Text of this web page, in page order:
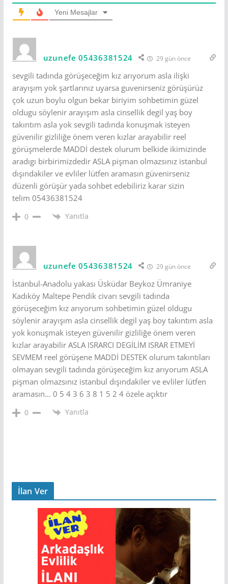
Yeni Mesajlar
uzunefe 05436381524 29 gün önce
sevgili tadında görüşeceğim kız arıyorum asla ilişki
arayışım yok şartlarınız uyarsa guvenirseniz görüşürüz
çok uzun boylu olgun bekar biriyim sohbetimin güzel
oldugu söylenir arayışım asla cinsellik degil yaş boy
takıntım asla yok sevgili tadında konuşmak isteyen
güvenilir gizliliğe önem veren kızlar arayabilir reel
görüşmelerde MADDİ destek olurum belkide ikimizinde
aradıgı birbirimizdedir ASLA pişman olmazsınız istanbul
dışındakiler ve evliler lütfen aramasın güvenirseniz
düzenli görüşür yada sohbet edebiliriz karar sizin
telim 05436381524
0 Yanıtla
uzunefe 05436381524 29 gün önce
İstanbul-Anadolu yakası Üsküdar Beykoz Ümraniye
Kadıköy Maltepe Pendik civarı sevgili tadında
görüşeceğim kız arıyorum sohbetimin güzel oldugu
söylenir arayışım asla cinsellik degil yaş boy takıntım asla
yok konuşmak isteyen güvenilir gizliliğe önem veren
kızlar arayabilir ASLA ISRARCI DEGİLİM ISRAR ETMEYİ
SEVMEM reel görüşene MADDİ DESTEK olurum takıntıları
olmayan sevgili tadında görüşeceğim kız arıyorum ASLA
pişman olmazsınız istanbul dışındakiler ve evliler lütfen
aramasın… 0 5 4 3 6 3 8 1 5 2 4 özele açıktır
0 Yanıtla
İlan Ver